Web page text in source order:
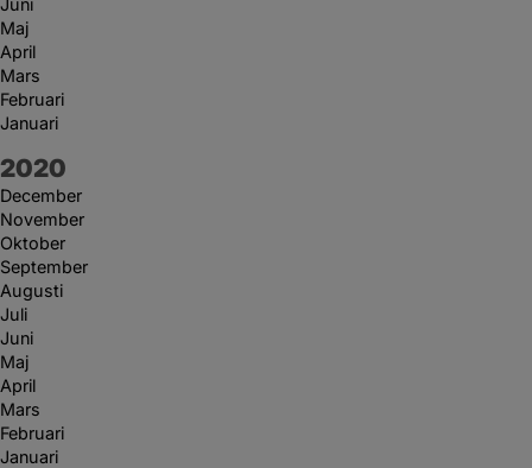
Maj
April
Mars
Februari
Januari
År:
2020
December
November
Oktober
September
Augusti
Juli
Juni
Maj
April
Mars
Februari
Januari